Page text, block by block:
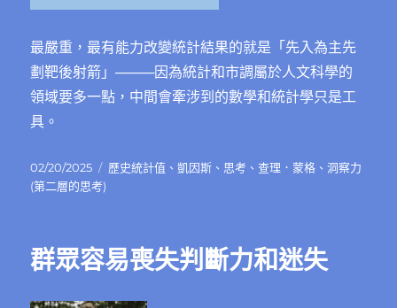
最嚴重，最有能力改變統計結果的就是「先入為主先
劃靶後射箭」────因為統計和市調屬於人文科學的
領域要多一點，中間會牽涉到的數學和統計學只是工
具。
發
佈
02/20/2025
分
歷史統計值 、凱因斯 、 思考 、查理．蒙格 、洞察力
(第二層的思考)
群眾容易喪失判斷力和迷失